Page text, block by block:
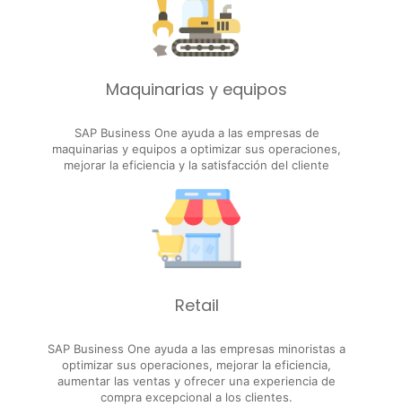
Maquinarias y equipos
SAP Business One ayuda a las empresas de
maquinarias y equipos a optimizar sus operaciones,
mejorar la eficiencia y la satisfacción del cliente
Retail
SAP Business One ayuda a las empresas minoristas a
optimizar sus operaciones, mejorar la eficiencia,
aumentar las ventas y ofrecer una experiencia de
compra excepcional a los clientes.